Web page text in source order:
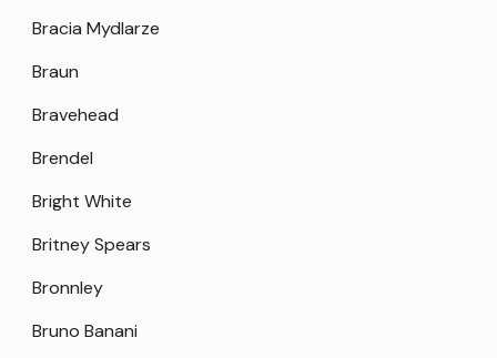
Bracia Mydlarze
Braun
Bravehead
Brendel
Bright White
Britney Spears
Bronnley
Bruno Banani